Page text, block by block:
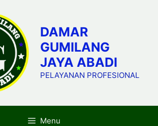
DAMAR
GUMILANG
JAYA ABADI
PELAYANAN PROFESIONAL
Menu